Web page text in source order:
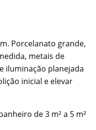
Porcelanato grande,
metais de
iluminação planejada
inicial e elevar
de 3 m² a 5 m²